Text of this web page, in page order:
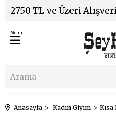
2750 TL ve Üzeri
Menu
Anasayfa Kadın Giyim Kısa